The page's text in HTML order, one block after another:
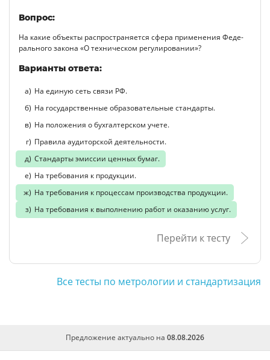
Вопрос:
На какие объекты распространяется сфера применения Феде­
рального закона «О техническом регулировании»?
Варианты ответа:
На единую сеть связи РФ.
На государственные образовательные стандарты.
На положения о бухгалтерском учете.
Правила аудиторской деятельности.
Стандарты эмиссии ценных бумаг.
На требования к продукции.
На требования к процессам производства продукции.
На требования к выполнению работ и оказанию услуг.
Перейти к тесту
Все тесты по метрологии и стандартизация
Предложение актуально на 08.08.2026